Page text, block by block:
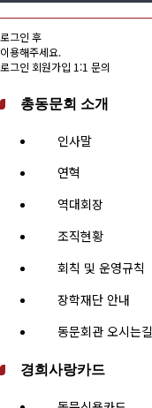
로그인 후
이용해주세요.
로그인 회원가입 1:1 문의
총동문회 소개
인사말
연혁
역대회장
조직현황
회칙 및 운영규칙
장학재단 안내
동문회관 오시는길
경희사랑카드